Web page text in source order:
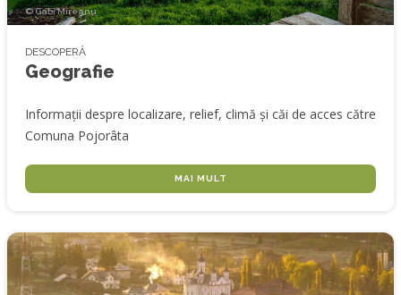
© Gabi Mireanu
DESCOPERĂ
Geografie
Informații despre localizare, relief, climă și căi de acces către
Comuna Pojorâta
MAI MULT